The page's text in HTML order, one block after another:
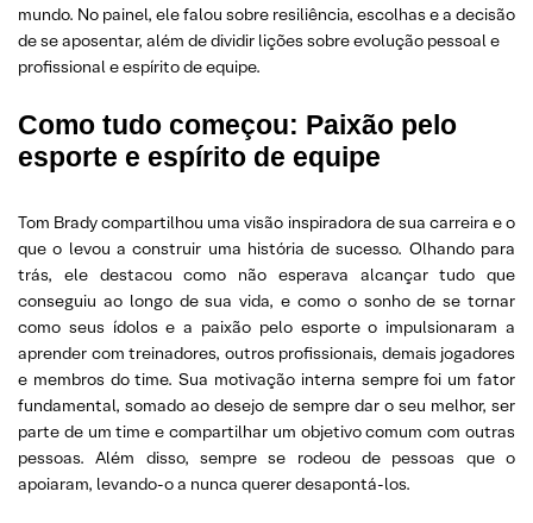
mundo. No painel, ele falou sobre resiliência, escolhas e a decisão
de se aposentar, além de dividir lições sobre evolução pessoal e
profissional e espírito de equipe.
Como tudo começou: Paixão pelo
esporte e espírito de equipe
Tom Brady compartilhou uma visão inspiradora de sua carreira e o
que o levou a construir uma história de sucesso. Olhando para
trás, ele destacou como não esperava alcançar tudo que
conseguiu ao longo de sua vida, e como o sonho de se tornar
como seus ídolos e a paixão pelo esporte o impulsionaram a
aprender com treinadores, outros profissionais, demais jogadores
e membros do time. Sua motivação interna sempre foi um fator
fundamental, somado ao desejo de sempre dar o seu melhor, ser
parte de um time e compartilhar um objetivo comum com outras
pessoas. Além disso, sempre se rodeou de pessoas que o
apoiaram, levando-o a nunca querer desapontá-los.